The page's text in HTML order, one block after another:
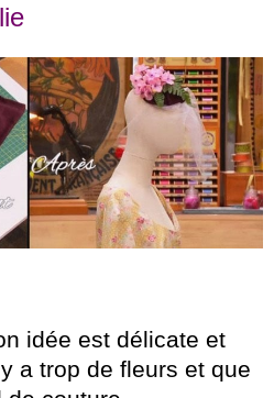
idée est délicate et
a trop de fleurs et que